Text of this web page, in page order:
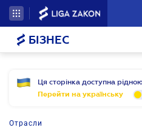
БІЗНЕС
Ця сторінка доступна
Перейти на українську
Отрасли